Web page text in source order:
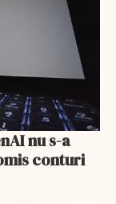
nu s-a
conturi